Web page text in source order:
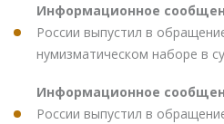
Информационное
России выпустил в
нумизматическом наборе в
Информационное
России выпустил в